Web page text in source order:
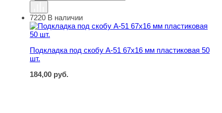
Подкладка под скобу А-51 67х16 мм пластиковая 50 шт.
7220 В наличии
Подкладка под скобу А-51 67х16 мм пластиковая 50
шт.
184,00 руб.